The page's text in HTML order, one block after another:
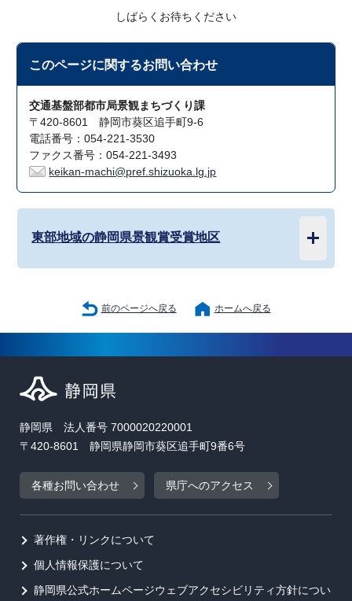
しばらくお待ちください
このページに関するお問い合わせ
交通基盤部都市局景観まちづくり課
〒420-8601 静岡市葵区追手町9-6
電話番号：054-221-3530
ファクス番号：054-221-3493
keikan-machi@pref.shizuoka.lg.jp
東部地域の静岡県景観賞受賞地区
前のページへ戻る ホームへ戻る
静岡県 法人番号 7000020220001
〒420-8601 静岡県静岡市葵区追手町9番6号
各種お問い合わせ 県庁へのアクセス
著作権・リンクについて
個人情報保護について
静岡県公式ホームページウェブアクセシビリティ方針につい